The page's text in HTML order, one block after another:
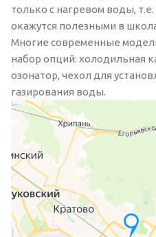
только с нагревом воды,
окажутся полезными в
Многие современные
набор опций: холодильная
озонатор, чехол для
газирования воды.